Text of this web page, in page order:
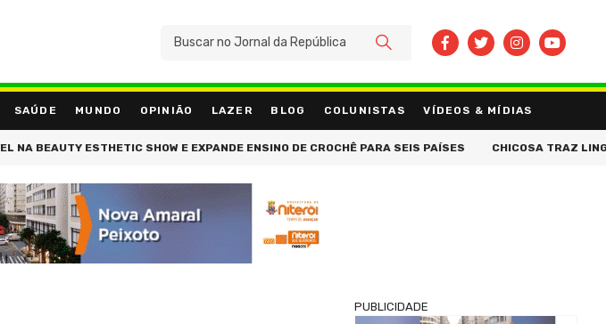
SAÚDE MUNDO OPINIÃO LAZER BLOG COLUNISTAS VÍDEOS & MÍDIAS
ESTHETIC SHOW E EXPANDE ENSINO DE CROCHÊ PARA SEIS PAÍSES CHICOSA TRAZ LINGERIE DE
BUSCAR
PUBLICIDADE